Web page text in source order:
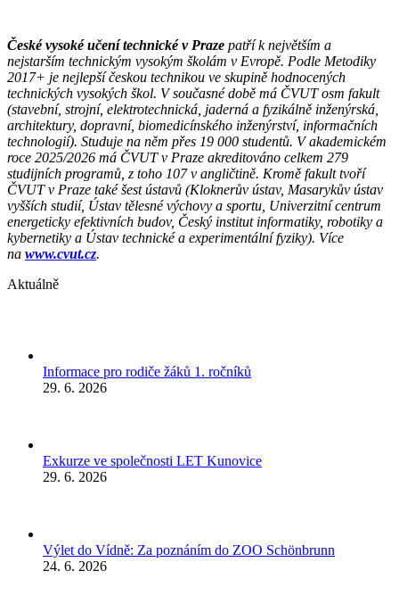
České vysoké učení technické v Praze patří k největším a
nejstarším technickým vysokým školám v Evropě. Podle Metodiky
2017+ je nejlepší českou technikou ve skupině hodnocených
technických vysokých škol. V současné době má ČVUT osm fakult
(stavební, strojní, elektrotechnická, jaderná a fyzikálně inženýrská,
architektury, dopravní, biomedicínského inženýrství, informačních
technologií). Studuje na něm přes 19 000 studentů. V akademickém
roce 2025/2026 má ČVUT v Praze akreditováno celkem 279
studijních programů, z toho 107 v angličtině. Kromě fakult tvoří
ČVUT v Praze také šest ústavů (Kloknerův ústav, Masarykův ústav
vyšších studií, Ústav tělesné výchovy a sportu, Univerzitní centrum
energeticky efektivních budov, Český institut informatiky, robotiky a
kybernetiky a Ústav technické a experimentální fyziky). Více
na www.cvut.cz.
Aktuálně
Informace pro rodiče žáků 1. ročníků
29. 6. 2026
Exkurze ve společnosti LET Kunovice
29. 6. 2026
Výlet do Vídně: Za poznáním do ZOO Schönbrunn
24. 6. 2026